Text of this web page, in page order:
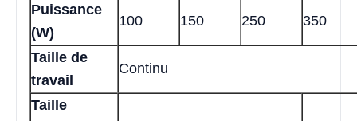
Puissance
(W)
100 150 250 350
Taille de
travail
Continu
Taille